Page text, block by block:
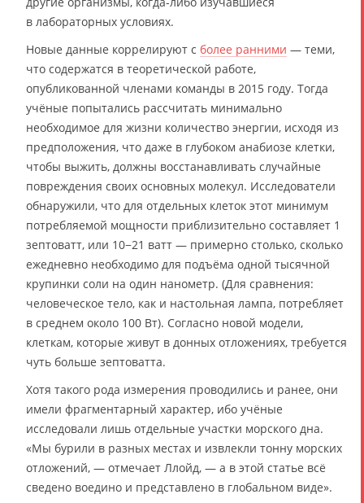
в лабораторных условиях.
Новые данные коррелируют с более ранними — теми,
что содержатся в теоретической работе,
опубликованной членами команды в 2015 году. Тогда
учёные попытались рассчитать минимально
необходимое для жизни количество энергии, исходя из
предположения, что даже в глубоком анабиозе клетки,
чтобы выжить, должны восстанавливать случайные
повреждения своих основных молекул. Исследователи
обнаружили, что для отдельных клеток этот минимум
потребляемой мощности приблизительно составляет 1
зептоватт, или 10−21 ватт — примерно столько, сколько
ежедневно необходимо для подъёма одной тысячной
крупинки соли на один нанометр. (Для сравнения:
человеческое тело, как и настольная лампа, потребляет
в среднем около 100 Вт). Согласно новой модели,
клеткам, которые живут в донных отложениях, требуется
чуть больше зептоватта.
Хотя такого рода измерения проводились и ранее, они
имели фрагментарный характер, ибо учёные
исследовали лишь отдельные участки морского дна.
«Мы бурили в разных местах и извлекли тонну морских
отложений, — отмечает Ллойд, — а в этой статье всё
сведено воедино и представлено в глобальном виде».